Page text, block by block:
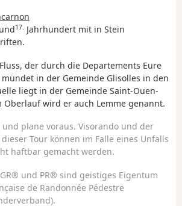
und17. Jahrhundert mit in Stein
der durch die Departements Eure
in der Gemeinde Glisolles in den
liegt in der Gemeinde Saint-Ouen-
wird er auch Lemme genannt.
plane voraus. Visorando und der
Tour können im Falle eines Unfalls
haftbar gemacht werden.
und PR® sind geistiges Eigentum
de Randonnée Pédestre